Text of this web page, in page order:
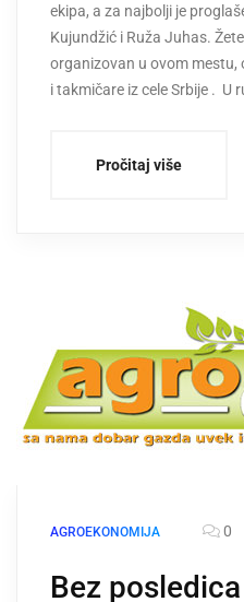
ekipa, a za najbolji je
Kujundžić i Ruža Juhas.
organizovan u ovom mestu,
i takmičare iz cele Srbije . U
Pročitaj više
AGROEKONOMIJA 0
Bez